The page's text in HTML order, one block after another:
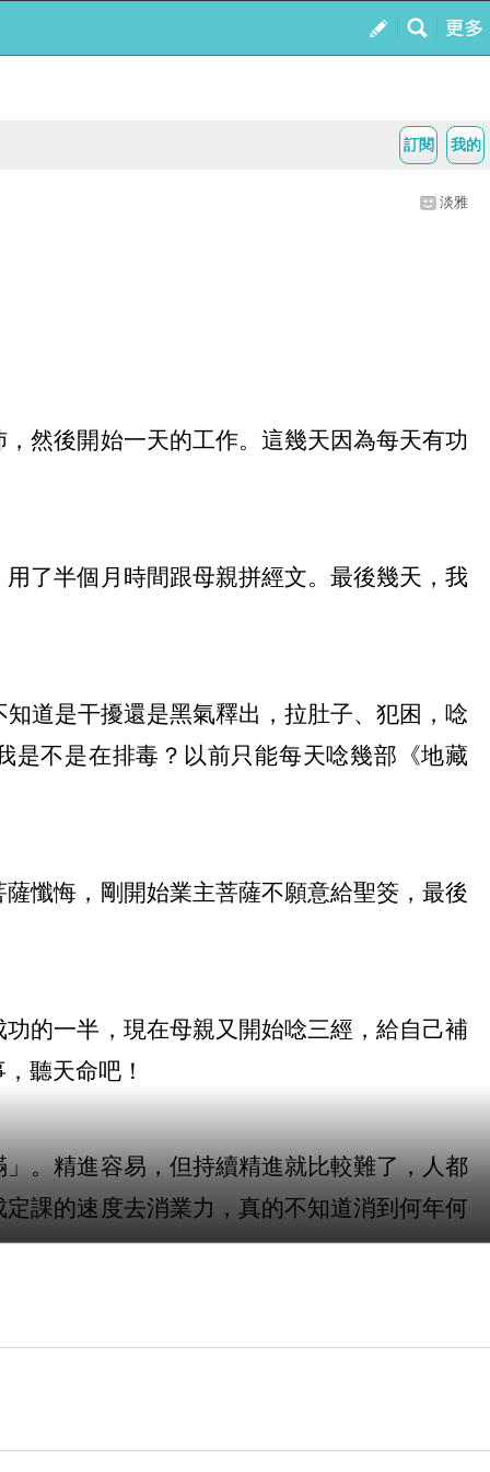
我的
訂閱
淡雅
然後開始一天的工作。這幾天因為每天有功
了半個月時間跟母親拼經文。最後幾天，我
道是干擾還是黑氣釋出，拉肚子、犯困，唸
是不是在排毒？以前只能每天唸幾部《地藏
懺悔，剛開始業主菩薩不願意給聖筊，最後
的一半，現在母親又開始唸三經，給自己補
聽天命吧！
。精進容易，但持續精進就比較難了，人都
課的速度去消業力，真的不知道消到何年何
直這樣下去嗎？經過母親的事情，深刻反思
陀佛！